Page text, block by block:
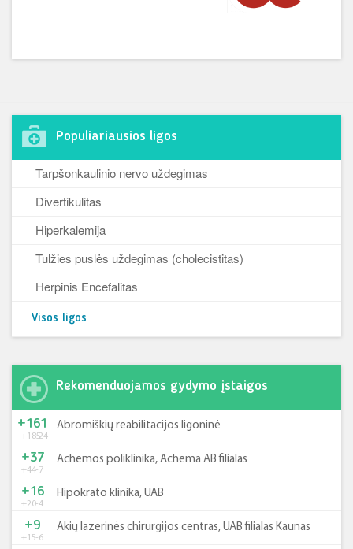
Populiariausios ligos
Tarpšonkaulinio nervo uždegimas
Divertikulitas
Hiperkalemija
Tulžies puslės uždegimas (cholecistitas)
Herpinis Encefalitas
Visos ligos
Rekomenduojamos gydymo įstaigos
+185-24
+161 Abromiškių reabilitacijos ligoninė
+44-7
+37 Achemos poliklinika, Achema AB filialas
+20-4
+16 Hipokrato klinika, UAB
+15-6
+9 Akių lazerinės chirurgijos centras, UAB filialas Kaunas